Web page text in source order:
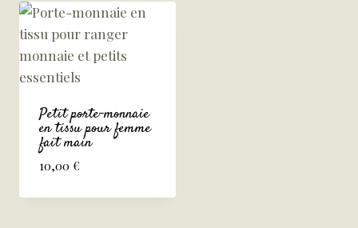
Petit porte-monnaie
en tissu pour femme
fait main
10,00 €